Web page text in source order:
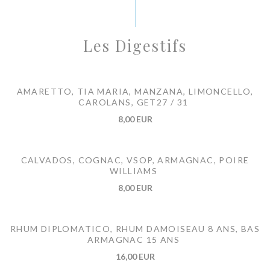
Les Digestifs
AMARETTO, TIA MARIA, MANZANA, LIMONCELLO,
CAROLANS, GET27 / 31
8,00 EUR
CALVADOS, COGNAC, VSOP, ARMAGNAC, POIRE
WILLIAMS
8,00 EUR
RHUM DIPLOMATICO, RHUM DAMOISEAU 8 ANS, BAS
ARMAGNAC 15 ANS
16,00 EUR